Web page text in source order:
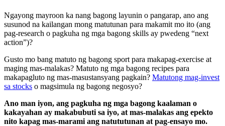
Ngayong mayroon ka nang bagong layunin o pangarap, ano ang
susunod na kailangan mong matutunan para makamit mo ito (ang
pag-research o pagkuha ng mga bagong skills ay pwedeng “next
action”)?
Gusto mo bang matuto ng bagong sport para makapag-exercise at
maging mas-malakas? Matuto ng mga bagong recipes para
makapagluto ng mas-masustansyang pagkain? Matutong mag-invest
sa stocks o magsimula ng bagong negosyo?
Ano man iyon, ang pagkuha ng mga bagong kaalaman o
kakayahan ay makabubuti sa iyo, at mas-malakas ang epekto
nito kapag mas-marami ang natututunan at pag-ensayo mo.